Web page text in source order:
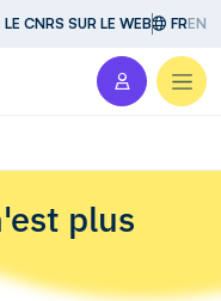
LE CNRS SUR LE WEB FREN
plus